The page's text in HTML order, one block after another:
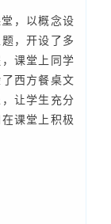
，以概念设
，开设了多
课堂上同学
西方餐桌文
让学生充分
课堂上积极